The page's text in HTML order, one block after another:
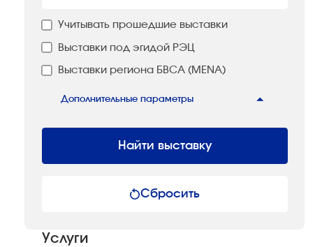
Учитывать прошедшие выставки
Выставки под эгидой РЭЦ
Выставки региона БВСА (MENA)
Дополнительные параметры
Найти выставку
Сбросить
Услуги